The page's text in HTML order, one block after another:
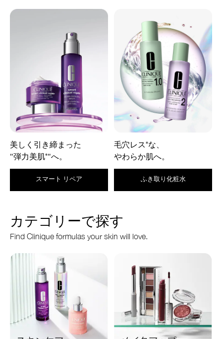
美しく引き締まった
"弾力美肌*"へ。
スマート リペア
毛穴レス*な、
やわらか肌へ。
ふき取り化粧水
カテゴリーで探す
Find Clinique formulas your skin will love.